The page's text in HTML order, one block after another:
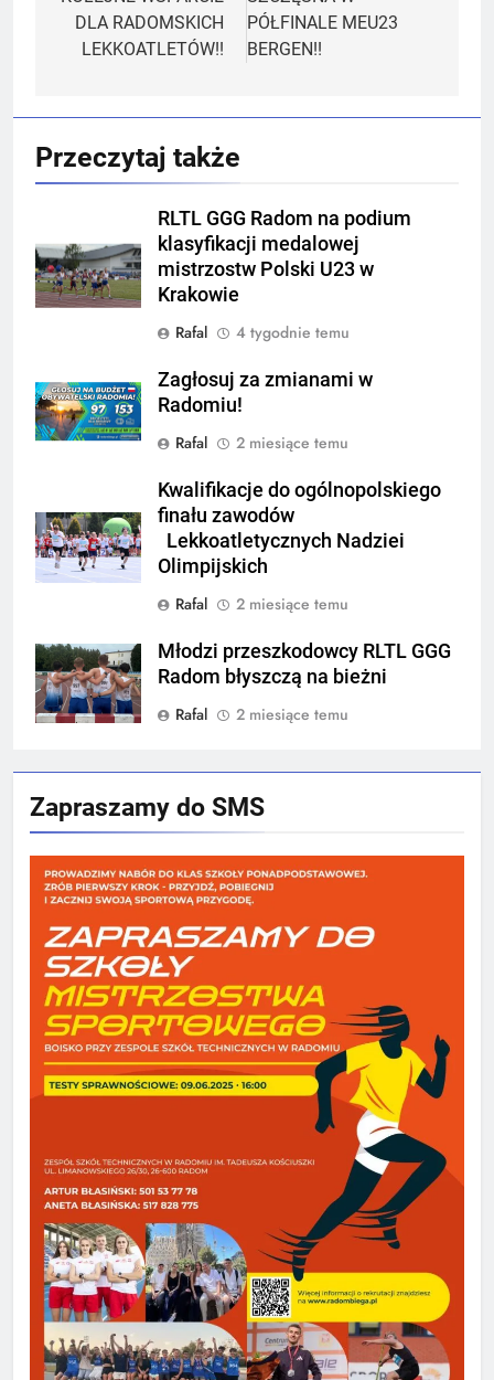
DLA RADOMSKICH
LEKKOATLETÓW!!
PÓŁFINALE MEU23
BERGEN!!
Przeczytaj także
RLTL GGG Radom na podium
klasyfikacji medalowej
mistrzostw Polski U23 w
Krakowie
Rafal
4 tygodnie temu
Zagłosuj za zmianami w
Radomiu!
Rafal
2 miesiące temu
Kwalifikacje do ogólnopolskiego
finału zawodów
Lekkoatletycznych Nadziei
Olimpijskich
Rafal
2 miesiące temu
Młodzi przeszkodowcy RLTL GGG
Radom błyszczą na bieżni
Rafal
2 miesiące temu
Zapraszamy do SMS